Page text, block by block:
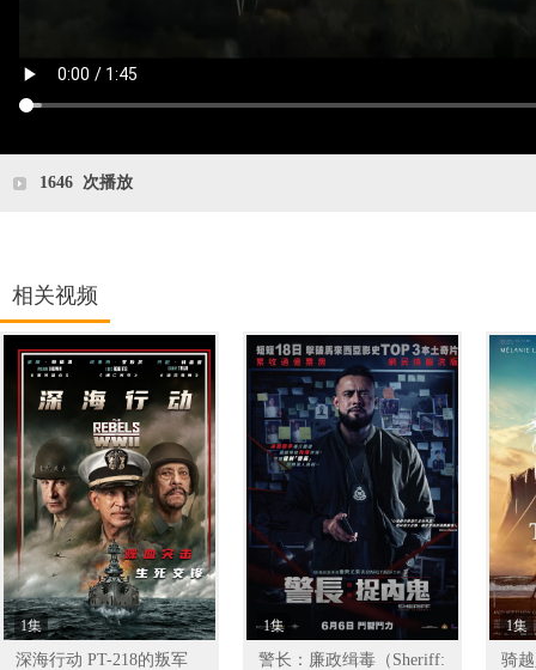
1646 次播放
相关视频
1集
深海行动 PT-218的叛军
1集
警长：廉政缉毒（Sheriff:
1集
骑越